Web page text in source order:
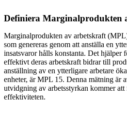
Definiera Marginalprodukten
Marginalprodukten av arbetskraft
som genereras genom att anställa en
insatsvaror hålls konstanta. Det hjälper
effektivt deras arbetskraft bidrar till
anställning av en ytterligare arbetare
enheter, är MPL 15. Denna mätning är
utvidgning av arbetsstyrkan kommer
effektiviteten.